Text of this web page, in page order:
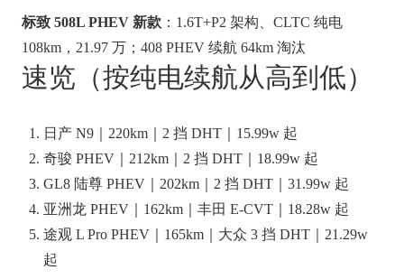
标致 508L PHEV 新款：1.6T+P2 架构、CLTC 纯电
108km，21.97 万；408 PHEV 续航 64km 淘汰
速览（按纯电续航从高到低）
日产 N9｜220km｜2 挡 DHT｜15.99w 起
奇骏 PHEV｜212km｜2 挡 DHT｜18.99w 起
GL8 陆尊 PHEV｜202km｜2 挡 DHT｜31.99w 起
亚洲龙 PHEV｜162km｜丰田 E-CVT｜18.28w 起
途观 L Pro PHEV｜165km｜大众 3 挡 DHT｜21.29w
起